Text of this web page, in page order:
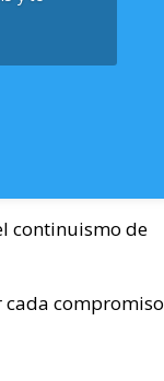
continuismo de
cada compromiso